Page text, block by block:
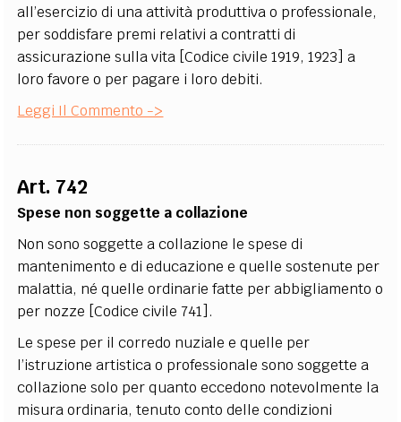
all’esercizio di una attività produttiva o professionale,
per soddisfare premi relativi a contratti di
assicurazione sulla vita [Codice civile 1919, 1923] a
loro favore o per pagare i loro debiti.
Leggi Il Commento ->
Art. 742
Spese non soggette a collazione
Non sono soggette a collazione le spese di
mantenimento e di educazione e quelle sostenute per
malattia, né quelle ordinarie fatte per abbigliamento o
per nozze [Codice civile 741].
Le spese per il corredo nuziale e quelle per
l’istruzione artistica o professionale sono soggette a
collazione solo per quanto eccedono notevolmente la
misura ordinaria, tenuto conto delle condizioni